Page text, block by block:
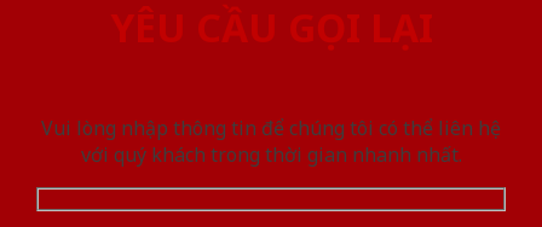
YÊU CẦU GỌI LẠI
Vui lòng nhập thông tin để chúng tôi có thể liên hệ
với quý khách trong thời gian nhanh nhất.